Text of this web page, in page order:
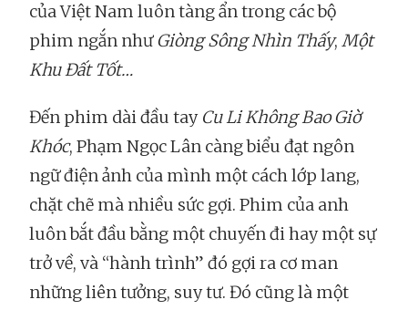
của Việt Nam luôn tàng ẩn trong các bộ
phim ngắn nhưGiòng Sông Nhìn Thấy, Một
Khu Đất Tốt…
Đến phim dài đầu tay Cu Li Không Bao Giờ
Khóc, Phạm Ngọc Lân càng biểu đạt ngôn
ngữ điện ảnh của mình một cách lớp lang,
chặt chẽ mà nhiều sức gợi. Phim của anh
luôn bắt đầu bằng một chuyến đi hay một sự
trở về, và “hành trình” đó gợi ra cơ man
những liên tưởng, suy tư. Đó cũng là một